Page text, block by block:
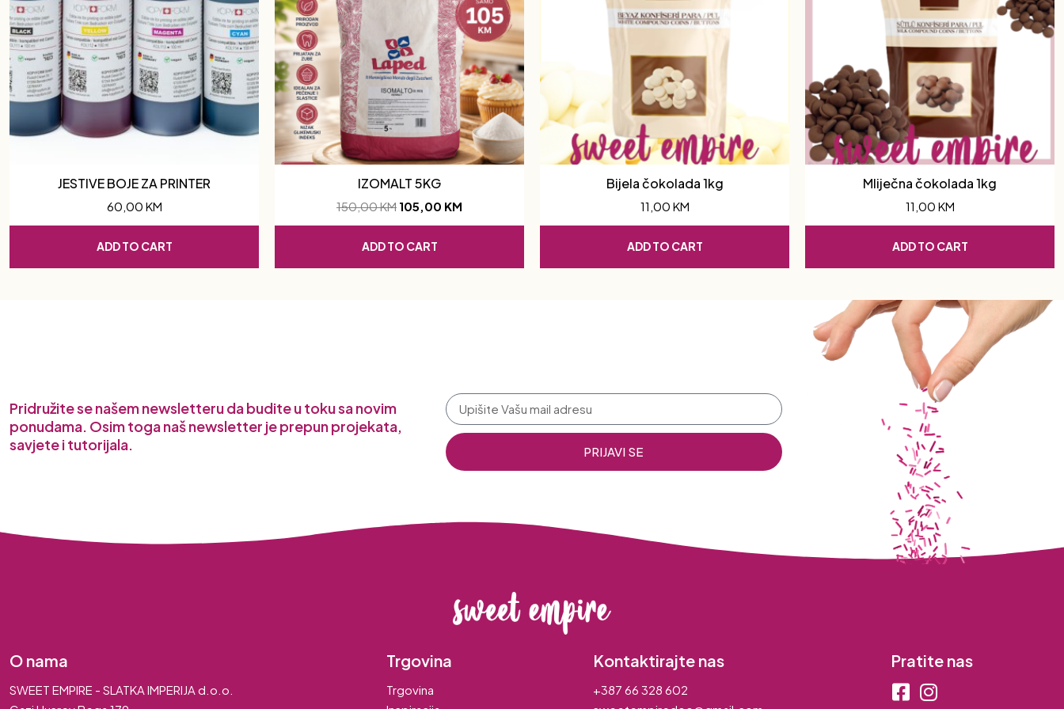
JESTIVE BOJE ZA PRINTER
60,00 KM
ADD TO CART
IZOMALT 5KG
150,00KM 105,00 KM
ADD TO CART
Bijela čokolada 1kg
11,00 KM
ADD TO CART
Mliječna čokolada 1kg
11,00 KM
ADD TO CART
Pridružite se našem newsletteru da budite u toku sa novim
ponudama. Osim toga naš newsletter je prepun projekata,
savjete i tutorijala.
PRIJAVI SE
O nama
SWEET EMPIRE - SLATKA IMPERIJA d.o.o.
Trgovina
Trgovina
Kontaktirajte nas
+387 66 328 602
Pratite nas